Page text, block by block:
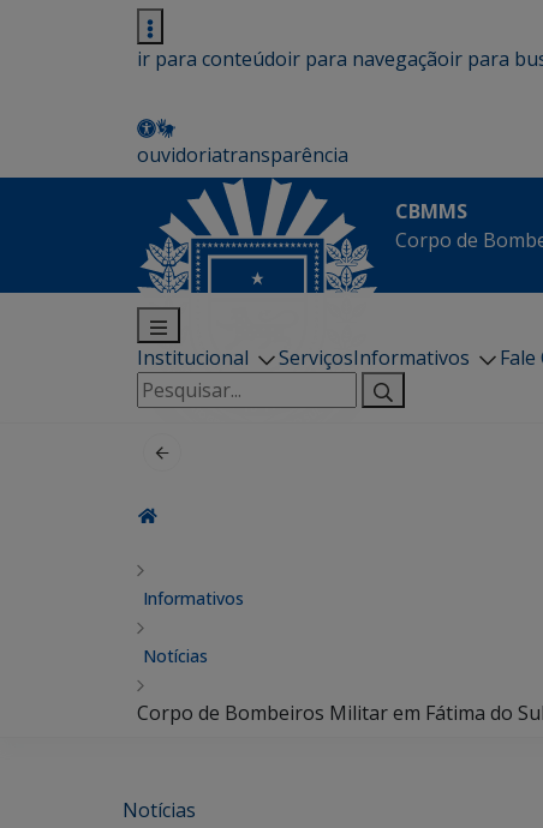
ir para conteúdoir para navegaçãoir para
ouvidoriatransparência
CBMMS
Corpo de
Institucional ServiçosInformativos
Fale
Pesquisar
por:
Informativos
Notícias
Corpo de Bombeiros Militar em Fátima do
Notícias